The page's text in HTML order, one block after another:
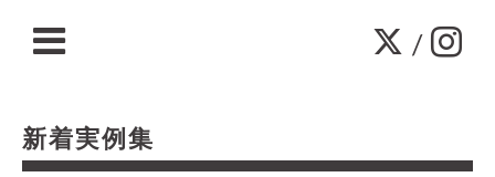
/
新着実例集